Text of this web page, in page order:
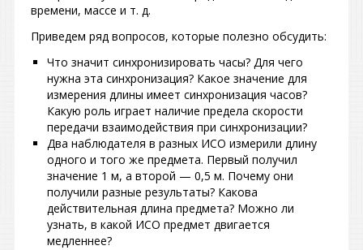
времени, массе и т. д.
Приведем ряд вопросов, которые полезно обсудить:
Что значит синхронизировать часы? Для чего
нужна эта синхронизация? Какое значение для
измерения длины имеет синхронизация часов?
Какую роль играет наличие предела скорости
передачи взаимодействия при синхронизации?
Два наблюдателя в разных ИСО измерили длину
одного и того же предмета. Первый получил
значение 1 м, а второй — 0,5 м. Почему они
получили разные результаты? Какова
действительная длина предмета? Можно ли
узнать, в какой ИСО предмет двигается
медленнее?